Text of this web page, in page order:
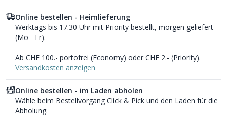
Online bestellen - Heimlieferung
Werktags bis 17.30 Uhr mit Priority bestellt, morgen geliefert
(Mo - Fr).
Ab CHF 100.- portofrei (Economy) oder CHF 2.- (Priority).
Versandkosten anzeigen
Online bestellen - im Laden abholen
Wähle beim Bestellvorgang Click & Pick und den Laden für die
Abholung.